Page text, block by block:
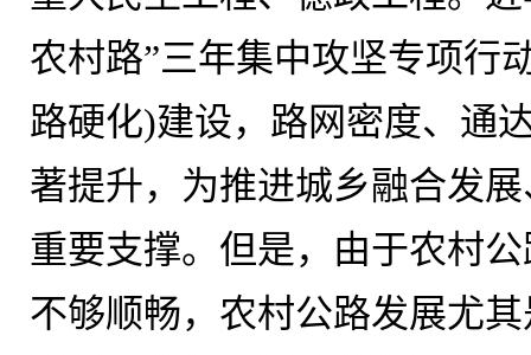
农村路”三年集中攻坚专项行
路硬化)建设，路网密度、通
著提升，为推进城乡融合发
重要支撑。但是，由于农村
不够顺畅，农村公路发展尤